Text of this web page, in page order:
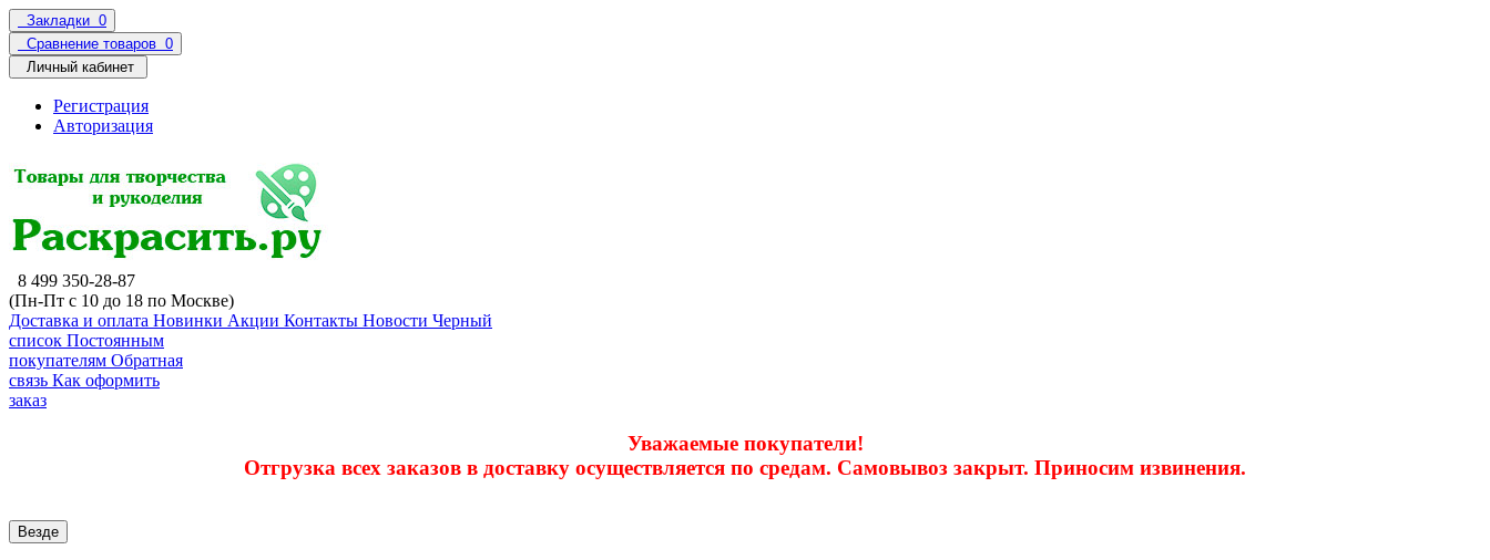
Закладки 0
Сравнение товаров 0
Личный кабинет
Регистрация
Авторизация
8 499 350-28-87
(Пн-Пт с 10 до 18 по Москве)
Доставка и оплата Новинки Акции Контакты Новости Черный
список Постоянным
покупателям Обратная
связь Как оформить
заказ
Уважаемые покупатели!
Отгрузка всех заказов в доставку осуществляется по средам. Самовывоз закрыт. Приносим извинения.
Везде